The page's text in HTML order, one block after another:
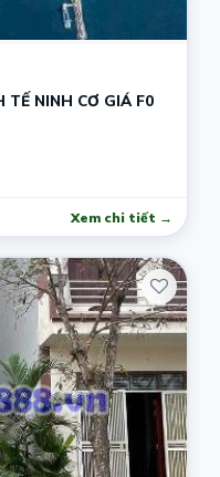
TẾ NINH CƠ GIÁ F0
Xem chi tiết →